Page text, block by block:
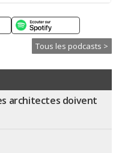
Tous les podcasts >
architectes doivent